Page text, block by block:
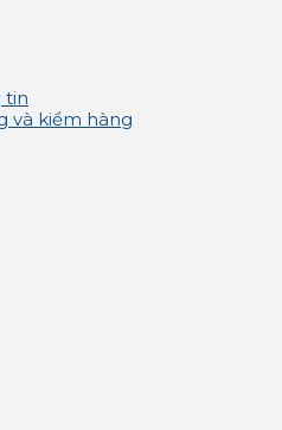
tin
và kiểm hàng